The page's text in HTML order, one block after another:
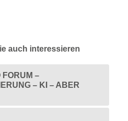
auch interessieren
FORUM –
– KI – ABER